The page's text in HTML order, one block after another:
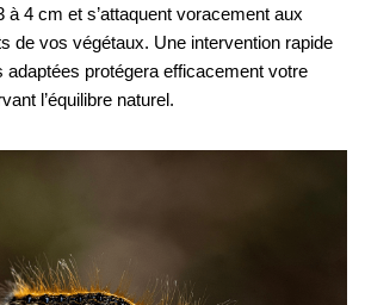
à 4 cm et s’attaquent voracement aux
de vos végétaux. Une intervention rapide
adaptées protégera efficacement votre
l’équilibre naturel.